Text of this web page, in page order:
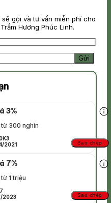
gọi và tư vấn miễn phí cho
Hương Phúc Linh.
3%
300 nghìn
2021 Sao chép
7%
1 triệu
2023 Sao chép